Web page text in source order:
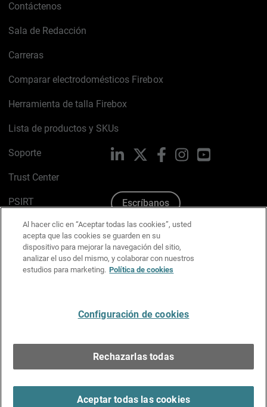
Contáctenos
Sala de Redacción
Carreras
Comparar electrodomésticos Firebox
Herramienta de talla Firebox
Lista de productos y SKUs
Soporte
Trust Center
PSIRT
Política de cookies
Política de privacidad
Kit de medios y marca
LinkedIn FacebookInstagram
Escríbanos
Al hacer clic en “Aceptar todas las cookies”, usted
acepta que las cookies se guarden en su
dispositivo para mejorar la navegación del sitio,
analizar el uso del mismo, y colaborar con nuestros
estudios para marketing. Política de cookies
Configuración de cookies
Rechazarlas todas
Aceptar todas las cookies